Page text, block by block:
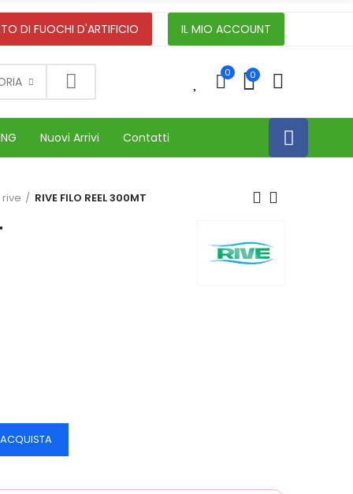
DI FUOCHI D'ARTIFICIO IL MIO ACCOUNT
0 0
Nuovi Arrivi Contatti
RIVE FILO REEL 300MT
ACQUISTA